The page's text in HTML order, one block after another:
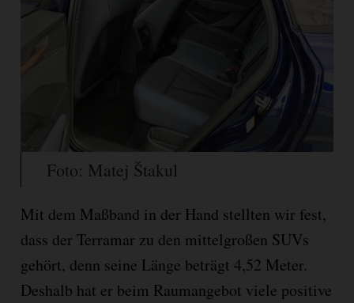
Foto: Matej Štakul
Mit dem Maßband in der Hand stellten wir fest,
dass der Terramar zu den mittelgroßen SUVs
gehört, denn seine Länge beträgt 4,52 Meter.
Deshalb hat er beim Raumangebot viele positive